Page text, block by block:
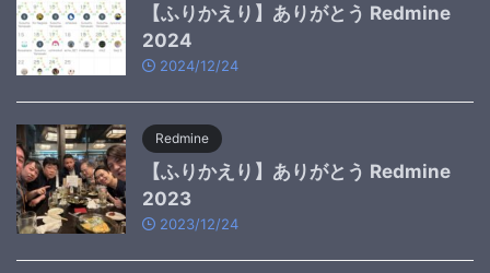
【ふりかえり】ありがとう Redmine
2024
2024/12/24
Redmine
【ふりかえり】ありがとう Redmine
2023
2023/12/24